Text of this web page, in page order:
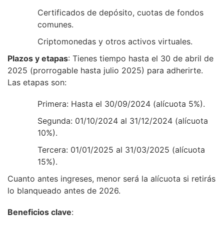
Certificados de depósito, cuotas de fondos
comunes.
Criptomonedas y otros activos virtuales.
Plazos y etapas: Tienes tiempo hasta el 30 de abril de
2025 (prorrogable hasta julio 2025) para adherirte.
Las etapas son:
Primera: Hasta el 30/09/2024 (alícuota 5%).
Segunda: 01/10/2024 al 31/12/2024 (alícuota
10%).
Tercera: 01/01/2025 al 31/03/2025 (alícuota
15%).
Cuanto antes ingreses, menor será la alícuota si retirás
lo blanqueado antes de 2026.
Beneficios clave: